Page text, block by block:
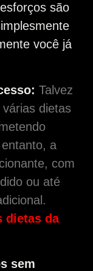
são
você já
Talvez
dietas
a
com
ou até
dietas da
sem